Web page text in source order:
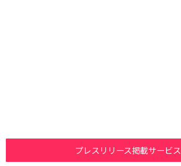
プレスリリース掲載サービス